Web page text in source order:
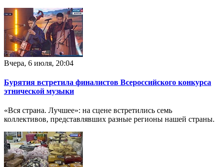
Вчера, 6 июля, 20:04
Бурятия встретила финалистов Всероссийского конкурса
этнической музыки
«Вся страна. Лучшее»: на сцене встретились семь
коллективов, представлявших разные регионы нашей страны.